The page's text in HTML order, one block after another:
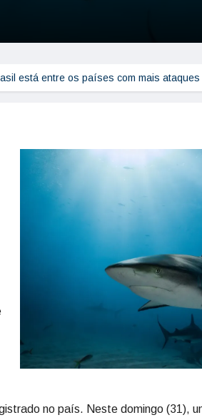
está entre os países com mais
no país. Neste domingo (31),